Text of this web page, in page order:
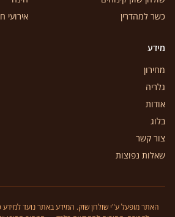
כשר למהדרין
אירועי
מידע
מחירון
גלריה
אודות
בלוג
צור קשר
שאלות נפוצות
האתר מופעל ע"י שולחן שוק. המידע באתר נועד למידע